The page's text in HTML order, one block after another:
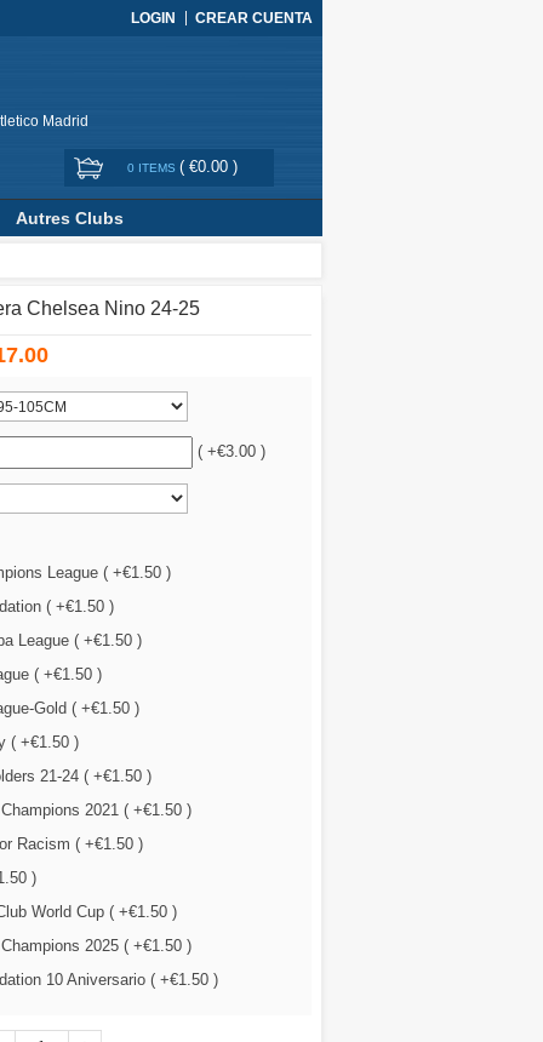
LOGIN CREAR CUENTA
Madrid
0 ITEMS ( €0.00 )
Autres Clubs
Chelsea Nino 24-25
( +€3.00 )
League ( +€1.50 )
( +€1.50 )
League ( +€1.50 )
( +€1.50 )
Gold ( +€1.50 )
( +€1.50 )
21-24 ( +€1.50 )
2021 ( +€1.50 )
Racism ( +€1.50 )
)
World Cup ( +€1.50 )
2025 ( +€1.50 )
10 Aniversario ( +€1.50 )